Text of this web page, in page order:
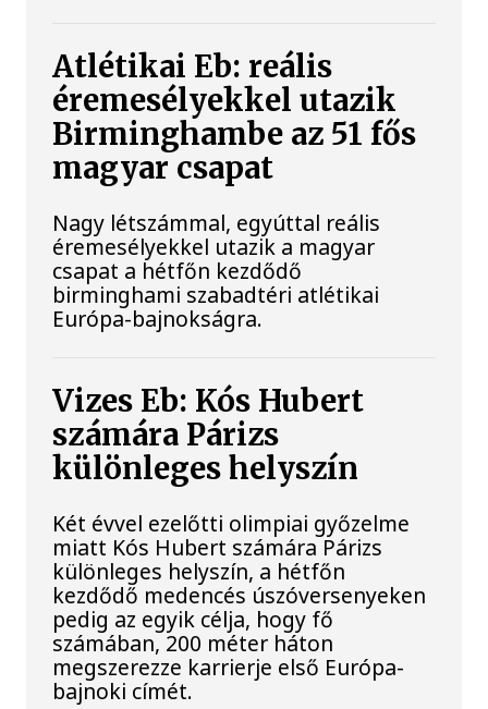
Atlétikai Eb: reális
éremesélyekkel utazik
Birminghambe az 51 fős
magyar csapat
Nagy létszámmal, egyúttal reális
éremesélyekkel utazik a magyar
csapat a hétfőn kezdődő
birminghami szabadtéri atlétikai
Európa-bajnokságra.
Vizes Eb: Kós Hubert
számára Párizs
különleges helyszín
Két évvel ezelőtti olimpiai győzelme
miatt Kós Hubert számára Párizs
különleges helyszín, a hétfőn
kezdődő medencés úszóversenyeken
pedig az egyik célja, hogy fő
számában, 200 méter háton
megszerezze karrierje első Európa-
bajnoki címét.